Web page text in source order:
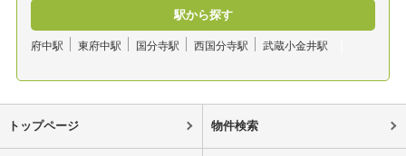
駅から探す
府中駅 東府中駅 国分寺駅 西国分寺駅 武蔵小金井駅
トップページ 物件検索